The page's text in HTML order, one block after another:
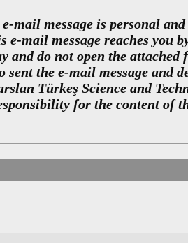
mail message is personal
mail message reaches you
and do not open the attached
sent the e-mail message and
Türkeş Science and
for the content of